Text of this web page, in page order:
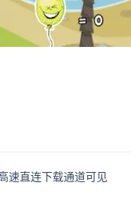
速直连下载通道可见